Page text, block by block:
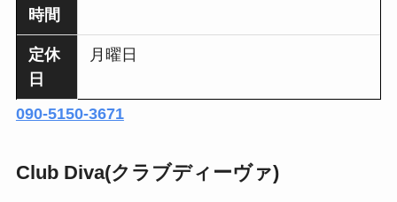
時間
定休
日
月曜日
090-5150-3671
Club Diva(クラブディーヴァ)